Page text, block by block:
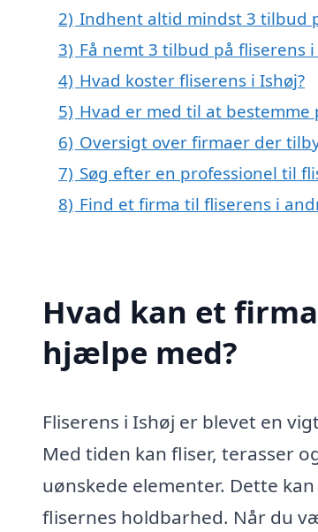
2) Indhent altid mindst 3 tilbud
3) Få nemt 3 tilbud på fliserens
4) Hvad koster fliserens i Ishøj?
5) Hvad er med til at bestemme
6) Oversigt over firmaer der
7) Søg efter en professionel til
8) Find et firma til fliserens i
Hvad kan et
hjælpe med?
Fliserens i Ishøj er blevet en
Med tiden kan fliser, terasser
uønskede elementer. Dette
flisernes holdbarhed. Når du